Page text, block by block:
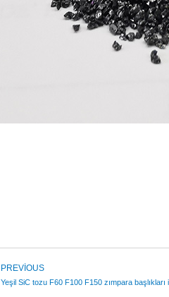
PREVIOUS
Yeşil SiC tozu F60 F100 F150 zımpara başlıkları